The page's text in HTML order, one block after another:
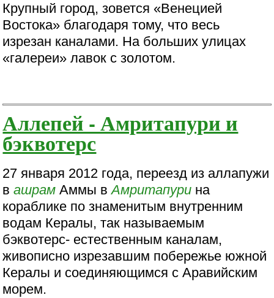
Крупный город, зовется «Венецией
Востока» благодаря тому, что весь
изрезан каналами. На больших улицах
«галереи» лавок с золотом.
Аллепей - Амритапури и
бэквотерс
27 января 2012 года, переезд из аллапужи
вашрам Аммы вАмритапури на
кораблике по знаменитым внутренним
водам Кералы, так называемым
бэквотерс- естественным каналам,
живописно изрезавшим побережье южной
Кералы и соединяющимся с Аравийским
морем.